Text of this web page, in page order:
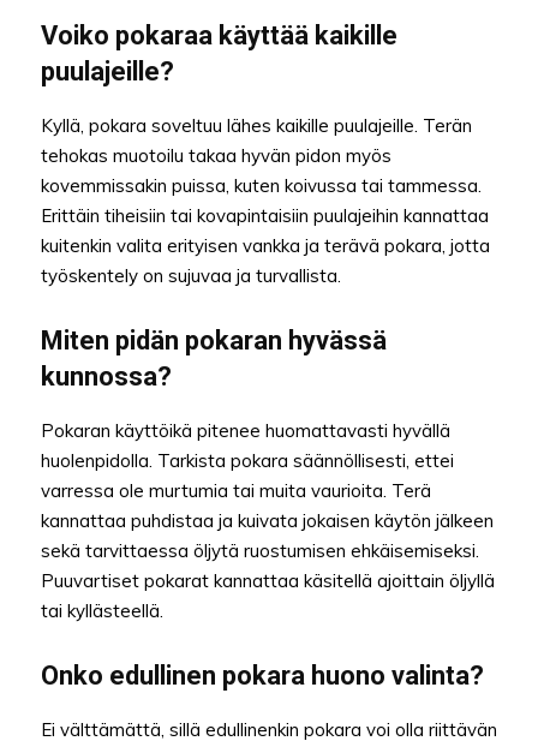
Voiko pokaraa käyttää kaikille
puulajeille?
Kyllä, pokara soveltuu lähes kaikille puulajeille. Terän
tehokas muotoilu takaa hyvän pidon myös
kovemmissakin puissa, kuten koivussa tai tammessa.
Erittäin tiheisiin tai kovapintaisiin puulajeihin kannattaa
kuitenkin valita erityisen vankka ja terävä pokara, jotta
työskentely on sujuvaa ja turvallista.
Miten pidän pokaran hyvässä
kunnossa?
Pokaran käyttöikä pitenee huomattavasti hyvällä
huolenpidolla. Tarkista pokara säännöllisesti, ettei
varressa ole murtumia tai muita vaurioita. Terä
kannattaa puhdistaa ja kuivata jokaisen käytön jälkeen
sekä tarvittaessa öljytä ruostumisen ehkäisemiseksi.
Puuvartiset pokarat kannattaa käsitellä ajoittain öljyllä
tai kyllästeellä.
Onko edullinen pokara huono valinta?
Ei välttämättä, sillä edullinenkin pokara voi olla riittävän